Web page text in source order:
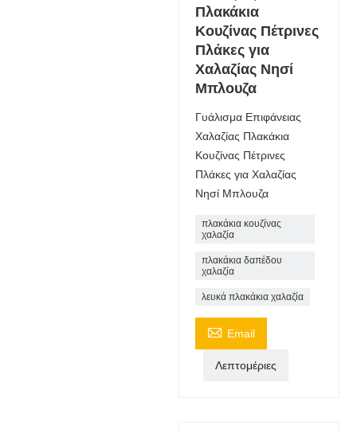
Πλακάκια
Κουζίνας Πέτρινες
Πλάκες για
Χαλαζίας Νησί
Μπλουζα
Γυάλισμα Επιφάνειας
Χαλαζίας Πλακάκια
Κουζίνας Πέτρινες
Πλάκες για Χαλαζίας
Νησί Μπλουζα
πλακάκια κουζίνας
χαλαζία
πλακάκια δαπέδου
χαλαζία
λευκά πλακάκια χαλαζία
 Email
Λεπτομέριες